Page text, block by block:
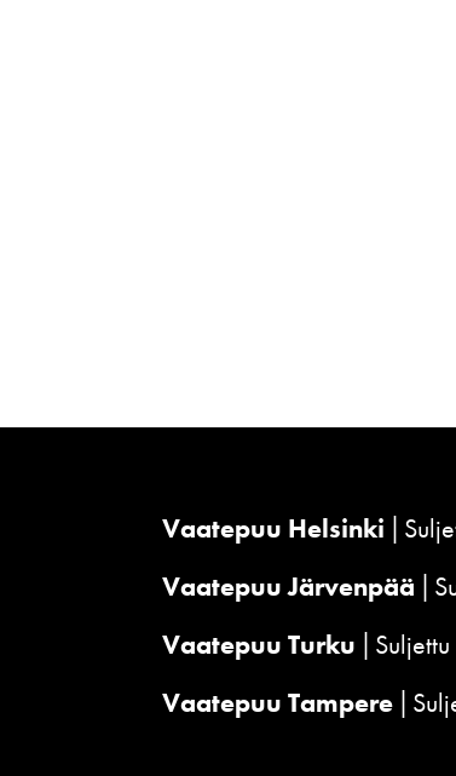
Vaatepuu Helsinki
Vaatepuu Järvenpää
Vaatepuu Turku
Suljettu
Vaatepuu Tampere